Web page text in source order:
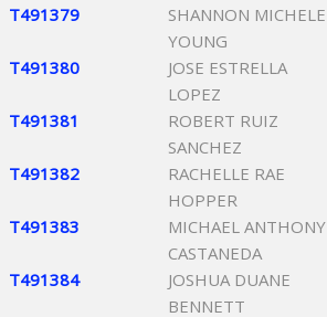
T491379
SHANNON MICHELE
YOUNG
T491380
JOSE ESTRELLA
LOPEZ
T491381
ROBERT RUIZ
SANCHEZ
T491382
RACHELLE RAE
HOPPER
T491383
MICHAEL ANTHONY
CASTANEDA
T491384
JOSHUA DUANE
BENNETT